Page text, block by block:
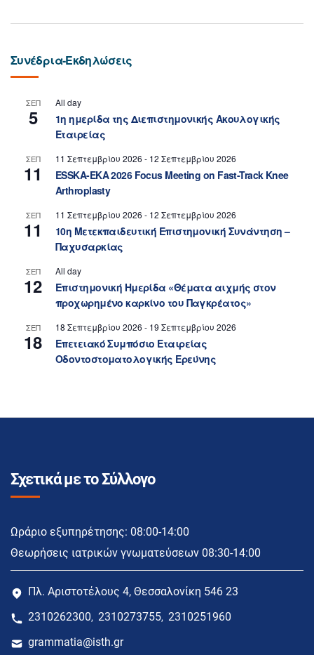
Συνέδρια-Εκδηλώσεις
ΣΕΠ
5
All day
1η ημερίδα της Διεπιστημονικής Ακουλογικής
Εταιρείας
ΣΕΠ
11
11 Σεπτεμβρίου 2026 - 12 Σεπτεμβρίου 2026
ESSKA-EKA 2026 Focus Meeting on Fast-Track Knee
Arthroplasty
ΣΕΠ
11
11 Σεπτεμβρίου 2026 - 12 Σεπτεμβρίου 2026
10η Μετεκπαιδευτική Επιστημονική Συνάντηση –
Παχυσαρκίας
ΣΕΠ
12
All day
Επιστημονική Ημερίδα «Θέματα αιχμής στον
προχωρημένο καρκίνο του Παγκρέατος»
ΣΕΠ
18
18 Σεπτεμβρίου 2026 - 19 Σεπτεμβρίου 2026
Επετειακό Συμπόσιο Εταιρείας
Οδοντοστοματολογικής Ερεύνης
Σχετικά με το Σύλλογο
Ωράριο εξυπηρέτησης: 08:00-14:00
Θεωρήσεις ιατρικών γνωματεύσεων 08:30-14:00
Πλ. Αριστοτέλους 4, Θεσσαλονίκη 546 23
2310262300, 2310273755, 2310251960
grammatia@isth.gr